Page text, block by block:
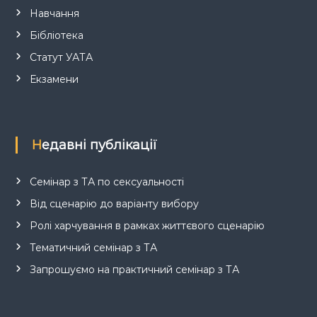
Навчання
Бібліотека
Статут УАТА
Екзамени
Недавні публікації
Семінар з ТА по сексуальності
Від сценарію до варіанту вибору
Ролі харчування в рамках життєвого сценарію
Тематичний семінар з ТА
Запрошуємо на практичний семінар з ТА